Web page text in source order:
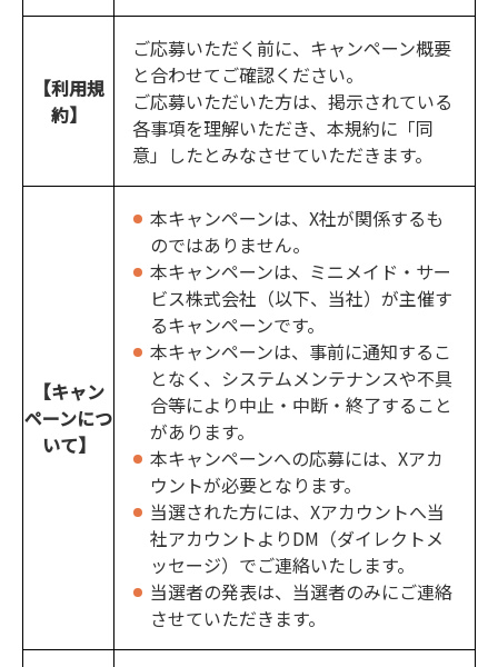
【利用規
約】
ご応募いただく前に、キャンペーン概要
と合わせてご確認ください。
ご応募いただいた方は、掲示されている
各事項を理解いただき、本規約に「同
意」したとみなさせていただきます。
【キャン
ペーンにつ
いて】
本キャンペーンは、X社が関係するも
のではありません。
本キャンペーンは、ミニメイド・サー
ビス株式会社（以下、当社）が主催す
るキャンペーンです。
本キャンペーンは、事前に通知するこ
となく、システムメンテナンスや不具
合等により中止・中断・終了すること
があります。
本キャンペーンへの応募には、Xアカ
ウントが必要となります。
当選された方には、Xアカウントへ当
社アカウントよりDM（ダイレクトメ
ッセージ）でご連絡いたします。
当選者の発表は、当選者のみにご連絡
させていただきます。